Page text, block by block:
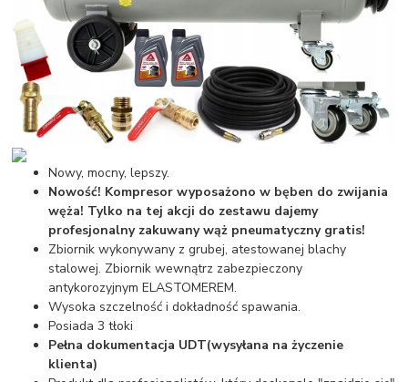
Nowy, mocny, lepszy.
Nowość! Kompresor wyposażono w bęben do zwijania
węża! Tylko na tej akcji do zestawu dajemy
profesjonalny zakuwany wąż pneumatyczny gratis!
Zbiornik wykonywany z grubej, atestowanej blachy
stalowej. Zbiornik wewnątrz zabezpieczony
antykorozyjnym ELASTOMEREM.
Wysoka szczelność i dokładność spawania.
Posiada 3 tłoki
Pełna dokumentacja UDT(wysyłana na życzenie
klienta)